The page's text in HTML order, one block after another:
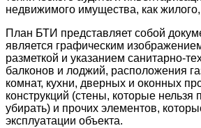
недвижимого имущества, как
План БТИ представляет собой
является графическим
разметкой и указанием санитарно-
балконов и лоджий, расположения
комнат, кухни, дверных и оконных
конструкций (стены, которые нельзя
убирать) и прочих элементов,
эксплуатации объекта.